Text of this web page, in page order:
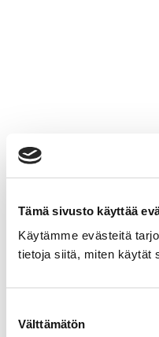
Tämä sivusto käyttää
Käytämme evästeitä
tietoja siitä, miten käytät
valinta
Välttämätön